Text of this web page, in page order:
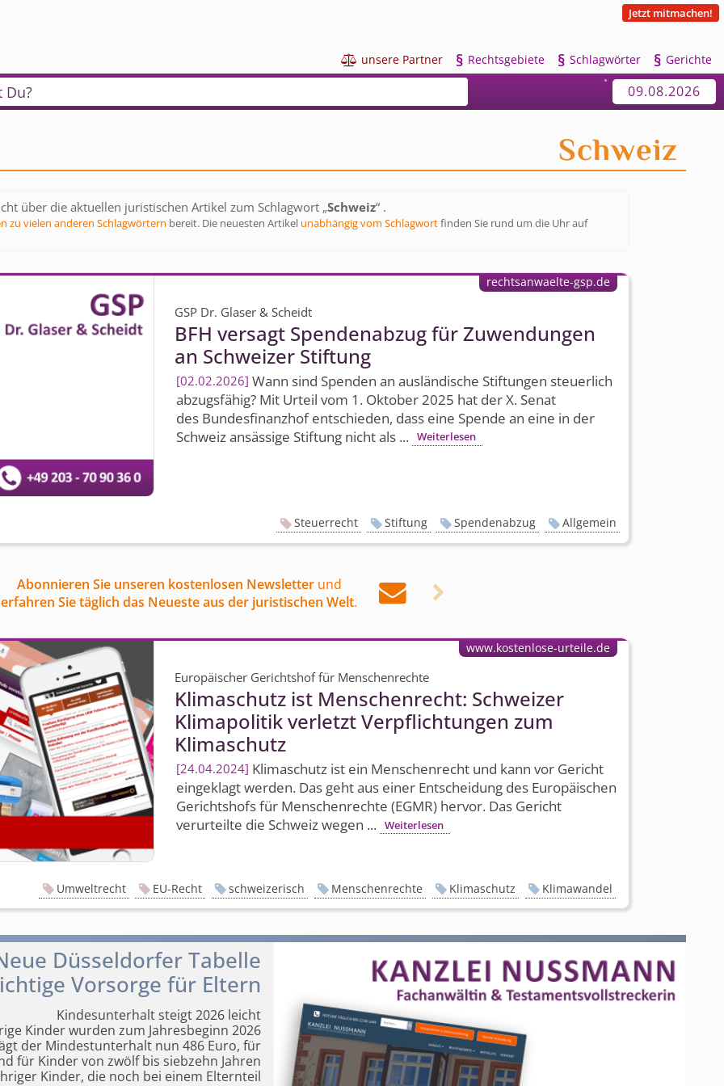
Jetzt mitmachen!
 unsere Partner § Rechtsgebiete § Schlagwörter § Gerichte
Du? 09.08.2026
Schweiz
über die aktuellen juristischen Artikel zum Schlagwort „Schweiz“ .
zu vielen anderen Schlagwörtern bereit. Die neuesten Artikel unabhängig vom Schlagwortfinden Sie rund um die Uhr auf
GSP Dr. Glaser & Scheidt
BFH versagt Spendenabzug für Zuwendungen
an Schweizer Stiftung
02.02.2026 Wann sind Spenden an ausländische Stiftungen steuerlich
abzugsfähig? Mit Urteil vom 1. Oktober 2025 hat der X. Senat
des Bundesfinanzhof entschieden, dass eine Spende an eine in der
Schweiz ansässige Stiftung nicht als ... Weiterlesen
rechtsanwaelte-gsp.de
Steuerrecht Stiftung Spendenabzug Allgemein
Abonnieren Sie unseren kostenlosen Newsletterund
erfahren Sie täglich das Neueste aus der juristischen Welt.  
Europäischer Gerichtshof für Menschenrechte
Klimaschutz ist Menschenrecht: Schweizer
Klimapolitik verletzt Verpflichtungen zum
Klimaschutz
24.04.2024 Klimaschutz ist ein Menschenrecht und kann vor Gericht
eingeklagt werden. Das geht aus einer Entscheidung des Europäischen
Gerichtshofs für Menschenrechte (EGMR) hervor. Das Gericht
verurteilte die Schweiz wegen ... Weiterlesen
www.kostenlose-urteile.de
Umweltrecht EU-Recht schweizerisch Menschenrechte Klimaschutz Klimawandel
Düsseldorfer Tabelle
Vorsorge für Eltern
Kindesunterhalt steigt 2026 leicht
Kinder wurden zum Jahresbeginn 2026
der Mindestunterhalt nun 486 Euro, für
für Kinder von zwölf bis siebzehn Jahren
Kinder, die noch bei einem Elternteil